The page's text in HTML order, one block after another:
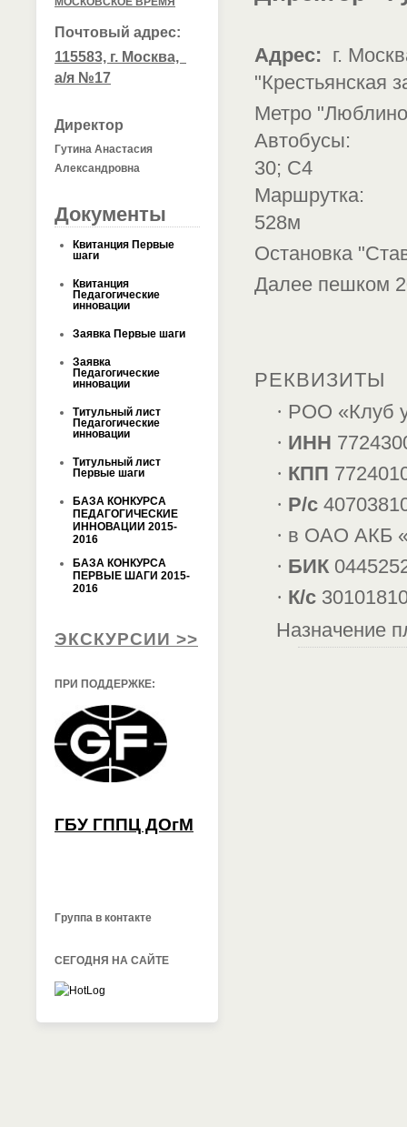
Почтовый адрес:
115583, г. Москва,
а/я №17
Директор
Гутина Анастасия
Александровна
Документы
Квитанция Первые
шаги
Квитанция
Педагогические
инновации
Заявка Первые шаги
Заявка
Педагогические
инновации
Титульный лист
Педагогические
инновации
Титульный лист
Первые шаги
БАЗА КОНКУРСА
ПЕДАГОГИЧЕСКИЕ
ИННОВАЦИИ 2015-
2016
БАЗА КОНКУРСА
ПЕРВЫЕ ШАГИ 2015-
2016
ЭКСКУРСИИ >>
ПРИ ПОДДЕРЖКЕ:
ГБУ ГППЦ ДОгМ
Группа в контакте
СЕГОДНЯ НА САЙТЕ
Адрес: г.
"Крестьянская
Метро
Автобусы:
30; С4
Маршрутка:
528м
Остановка
Далее пешком
РЕКВИЗИТЫ
· РОО «Клуб
· ИНН
· КПП
· Р/с
· в ОАО АКБ
· БИК
· К/с
Назначени­е